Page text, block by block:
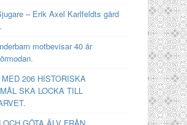
– Erik Axel Karlfeldts gård
motbevisar 40 år
MED 206 HISTORISKA
SKA LOCKA TILL